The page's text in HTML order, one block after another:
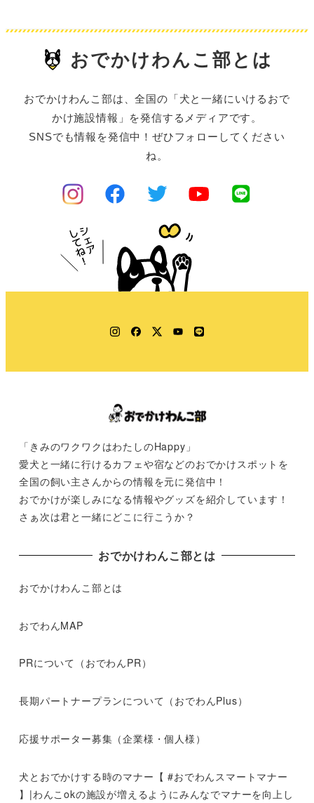
おでかけわんこ部とは
おでかけわんこ部は、全国の「犬と一緒にいけるおで
かけ施設情報」を発信するメディアです。
SNSでも情報を発信中！ぜひフォローしてください
ね。
Instagram
Facebook
TwitterYouTube
LINE
「きみのワクワクはわたしのHappy」
愛犬と一緒に行けるカフェや宿などのおでかけスポットを
全国の飼い主さんからの情報を元に発信中！
おでかけが楽しみになる情報やグッズを紹介しています！
さぁ次は君と一緒にどこに行こうか？
おでかけわんこ部とは
おでかけわんこ部とは
おでわんMAP
PRについて（おでわんPR）
長期パートナープランについて（おでわんPlus）
応援サポーター募集（企業様・個人様）
犬とおでかけする時のマナー【 #おでわんスマートマナー
】|わんこokの施設が増えるようにみんなでマナーを向上し